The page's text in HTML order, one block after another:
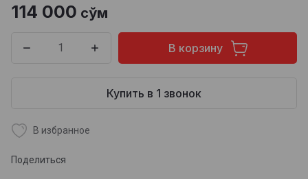
114 000 сўм
В корзину
Купить в 1 звонок
В избранное
Поделиться